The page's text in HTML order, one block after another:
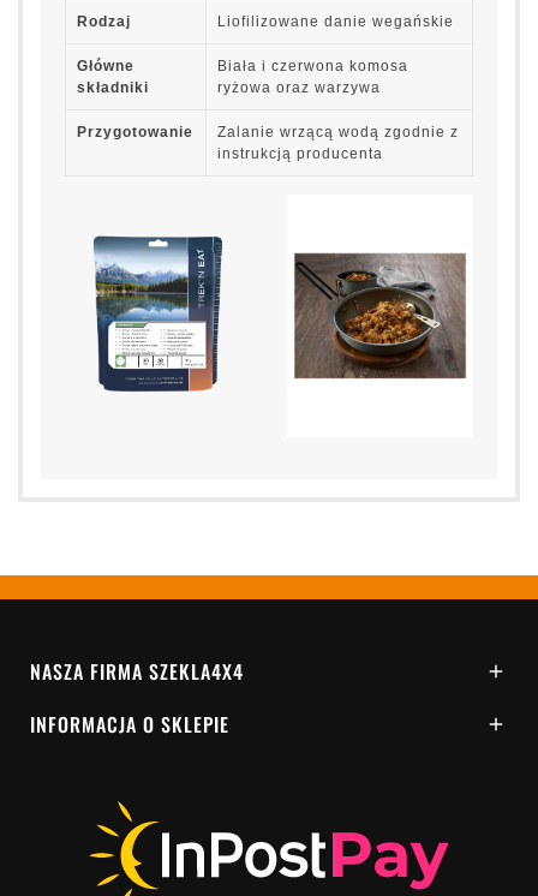
Rodzaj Liofilizowane danie wegańskie
Główne
składniki
Biała i czerwona komosa
ryżowa oraz warzywa
Przygotowanie
Zalanie wrzącą wodą zgodnie z
instrukcją producenta
NASZA FIRMA SZEKLA4X4 
INFORMACJA O SKLEPIE 